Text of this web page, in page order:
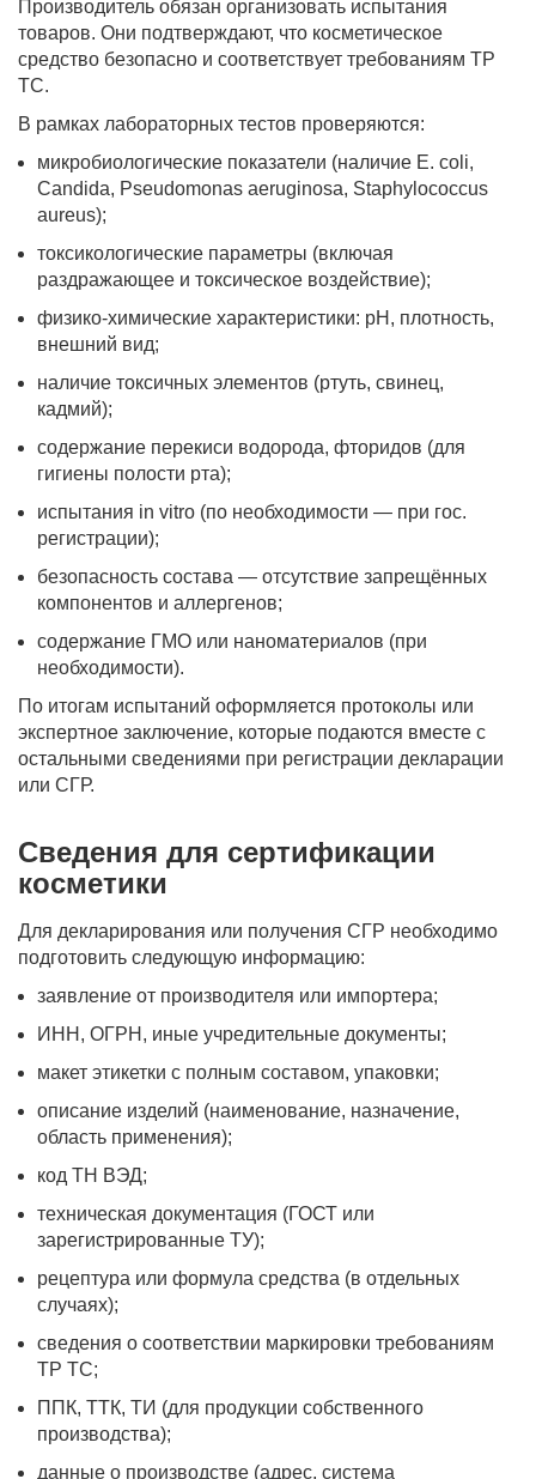
Производитель обязан организовать испытания
товаров. Они подтверждают, что косметическое
средство безопасно и соответствует требованиям ТР
ТС.
В рамках лабораторных тестов проверяются:
микробиологические показатели (наличие E. coli,
Candida, Pseudomonas aeruginosa, Staphylococcus
aureus);
токсикологические параметры (включая
раздражающее и токсическое воздействие);
физико-химические характеристики: pH, плотность,
внешний вид;
наличие токсичных элементов (ртуть, свинец,
кадмий);
содержание перекиси водорода, фторидов (для
гигиены полости рта);
испытания in vitro (по необходимости — при гос.
регистрации);
безопасность состава — отсутствие запрещённых
компонентов и аллергенов;
содержание ГМО или наноматериалов (при
необходимости).
По итогам испытаний оформляется протоколы или
экспертное заключение, которые подаются вместе с
остальными сведениями при регистрации декларации
или СГР.
Сведения для сертификации
косметики
Для декларирования или получения СГР необходимо
подготовить следующую информацию:
заявление от производителя или импортера;
ИНН, ОГРН, иные учредительные документы;
макет этикетки с полным составом, упаковки;
описание изделий (наименование, назначение,
область применения);
код ТН ВЭД;
техническая документация (ГОСТ или
зарегистрированные ТУ);
рецептура или формула средства (в отдельных
случаях);
сведения о соответствии маркировки требованиям
ТР ТС;
ППК, ТТК, ТИ (для продукции собственного
производства);
данные о производстве (адрес, система